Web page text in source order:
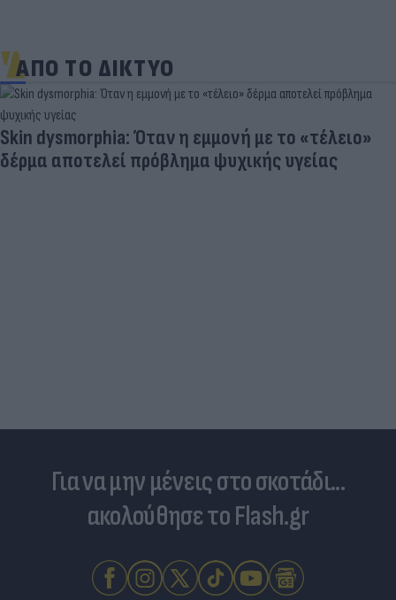
ΑΠΟ ΤΟ ΔΙΚΤΥΟ
Skin dysmorphia: Όταν η εμμονή με το «τέλειο»
δέρμα αποτελεί πρόβλημα ψυχικής υγείας
Για να μην μένεις στο σκοτάδι...
ακολούθησε το Flash.gr